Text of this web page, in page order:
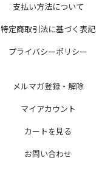
支払い方法について
特定商取引法に基づく表記
プライバシーポリシー
メルマガ登録・解除
マイアカウント
カートを見る
お問い合わせ